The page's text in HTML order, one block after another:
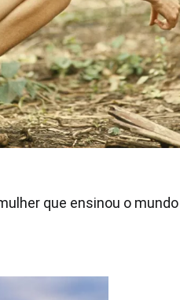
que ensinou o